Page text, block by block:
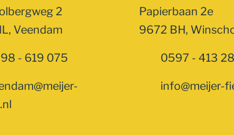
2
Veendam
- 619 075
Papierbaan 2e
9672 BH,
0597 - 413
info@meijer-